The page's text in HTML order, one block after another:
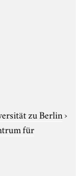
zu Berlin›
für